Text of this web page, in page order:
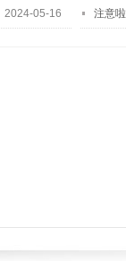
2024-05-16 注意